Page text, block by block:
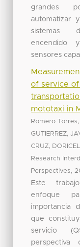
grandes
automatizar
sistemas
encendido
sensores
of service of
mototaxi in
Romero
GUTIERREZ,
CRUZ,
Research
Perspectives,
Este
enfoque
importancia
que
servicio
perspectiva